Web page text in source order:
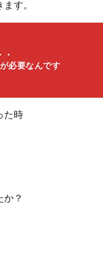
す。
必要なんです
た時
か？